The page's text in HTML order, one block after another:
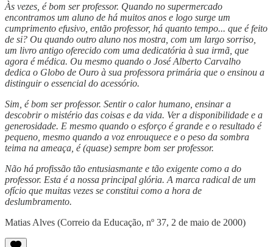
Às vezes, é bom ser professor. Quando no supermercado
encontramos um aluno de há muitos anos e logo surge um
cumprimento efusivo, então professor, há quanto tempo... que é feito
de si? Ou quando outro aluno nos mostra, com um largo sorriso,
um livro antigo oferecido com uma dedicatória à sua irmã, que
agora é médica. Ou mesmo quando o José Alberto Carvalho
dedica o Globo de Ouro à sua professora primária que o ensinou a
distinguir o essencial do acessório.
Sim, é bom ser professor. Sentir o calor humano, ensinar a
descobrir o mistério das coisas e da vida. Ver a disponibilidade e a
generosidade. E mesmo quando o esforço é grande e o resultado é
pequeno, mesmo quando a voz enrouquece e o peso da sombra
teima na ameaça, é (quase) sempre bom ser professor.
Não há profissão tão entusiasmante e tão exigente como a do
professor. Esta é a nossa principal glória. A marca radical de um
ofício que muitas vezes se constitui como a hora de
deslumbramento.
Matias Alves (Correio da Educação, nº 37, 2 de maio de 2000)